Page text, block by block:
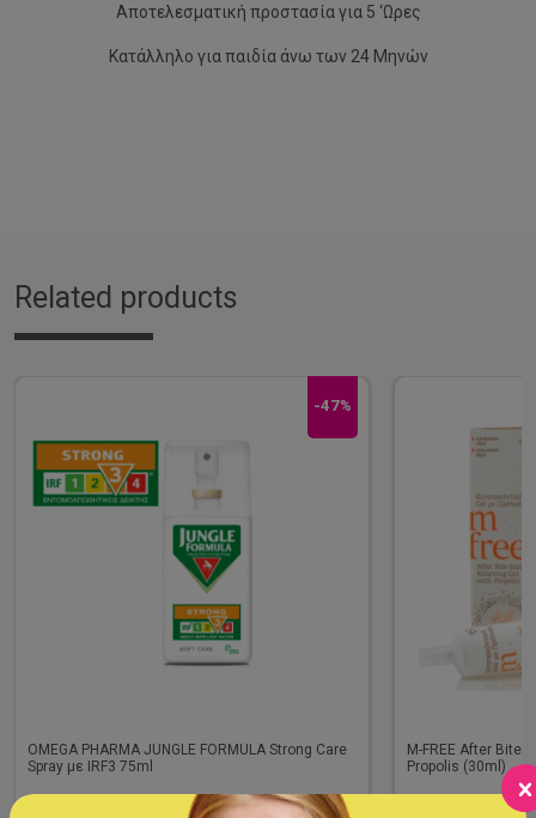
Αποτελεσματική προστασία για 5 ‘Ωρες
Κατάλληλο για παιδία άνω των 24 Μηνών
Related products
-47%
OMEGA PHARMA JUNGLE FORMULA Strong Care
Spray με IRF3 75ml
M-FREE After Bite
Propolis (30ml)